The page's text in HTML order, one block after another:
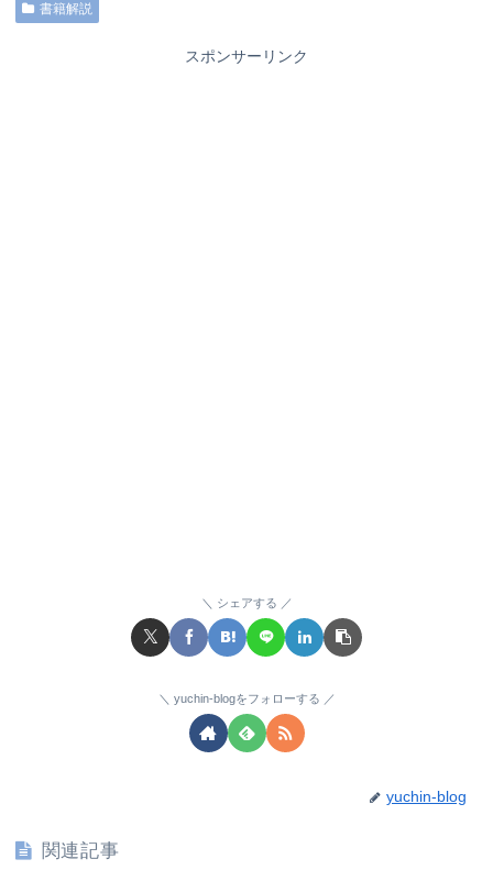
書籍解説
スポンサーリンク
シェアする
yuchin-blogをフォローする
yuchin-blog
関連記事